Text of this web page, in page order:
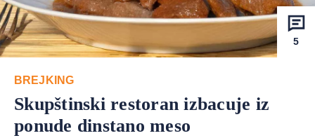
5
BREJKING
Skupštinski restoran izbacuje iz
ponude dinstano meso